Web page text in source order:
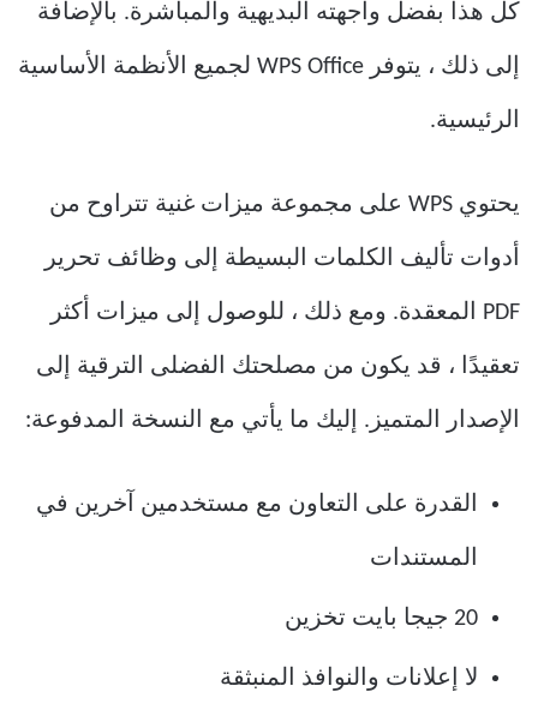
كل هذا بفضل واجهته البديهية والمباشرة. بالإضافة
إلى ذلك ، يتوفر WPS Office لجميع الأنظمة الأساسية
الرئيسية.
يحتوي WPS على مجموعة ميزات غنية تتراوح من
أدوات تأليف الكلمات البسيطة إلى وظائف تحرير
PDF المعقدة. ومع ذلك ، للوصول إلى ميزات أكثر
تعقيدًا ، قد يكون من مصلحتك الفضلى الترقية إلى
الإصدار المتميز. إليك ما يأتي مع النسخة المدفوعة:
القدرة على التعاون مع مستخدمين آخرين في
المستندات
20 جيجا بايت تخزين
لا إعلانات والنوافذ المنبثقة